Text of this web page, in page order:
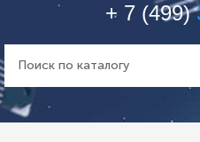
+ 7 (499)